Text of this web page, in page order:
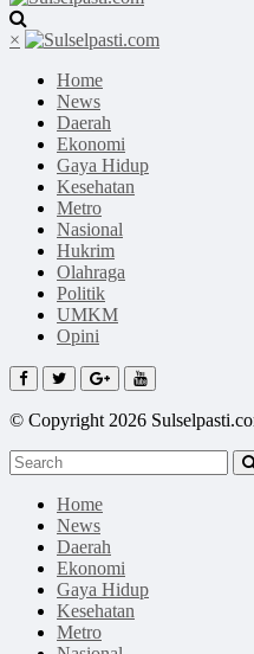
×
Home
News
Daerah
Ekonomi
Gaya Hidup
Kesehatan
Metro
Nasional
Hukrim
Olahraga
Politik
UMKM
Opini
© Copyright 2026
Home
News
Daerah
Ekonomi
Gaya Hidup
Kesehatan
Metro